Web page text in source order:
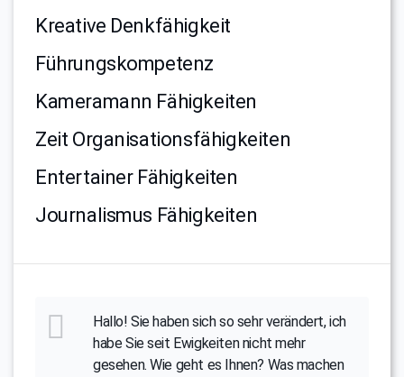
Kreative Denkfähigkeit
Führungskompetenz
Kameramann Fähigkeiten
Zeit Organisationsfähigkeiten
Entertainer Fähigkeiten
Journalismus Fähigkeiten
Hallo! Sie haben sich so sehr verändert, ich
habe Sie seit Ewigkeiten nicht mehr
gesehen. Wie geht es Ihnen? Was machen